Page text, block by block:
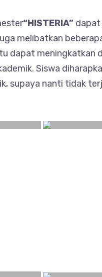
“HISTERIA” dapat
melibatkan
dapat meningkatkan
Siswa
supaya nanti tidak